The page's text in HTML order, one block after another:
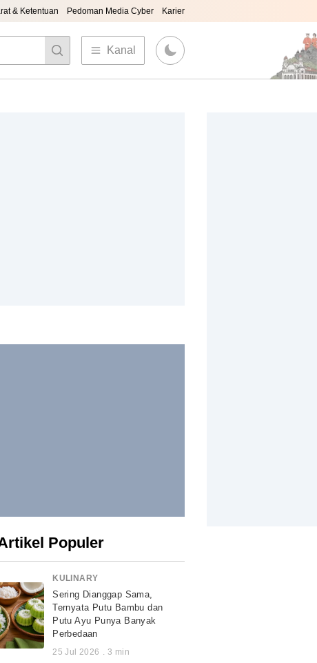
& Ketentuan Pedoman Media Cyber Karier
Kanal
Populer
KULINARY
Sering Dianggap Sama,
Ternyata Putu Bambu dan
Putu Ayu Punya Banyak
Perbedaan
25 Jul 2026 . 3 min